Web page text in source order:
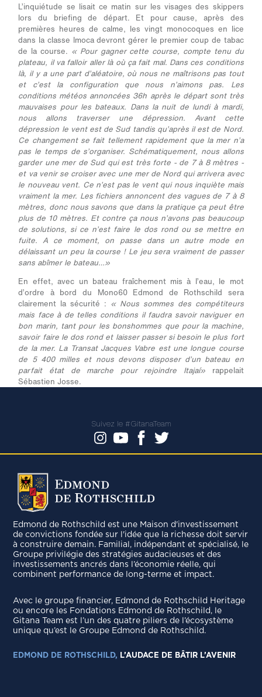
L’inquiétude se lisait ce matin sur les visages des skippers
lors du briefing de départ. Et pour cause, après des
premières heures de calme, les vingt monocoques en lice
dans la classe Imoca devront gérer le premier coup de tabac
de la course. « Pour gagner cette course, compte tenu du
plateau, il va falloir aller là où ça fait mal. Dans ces conditions
là, il y a une part d’aléatoire, où nous ne maîtrisons pas tout
et c’est la configuration que nous n’aimons pas. Les
conditions météos annoncées 36h après le départ sont très
mauvaises pour les bateaux. Dans la nuit de lundi à mardi,
nous allons traverser une dépression. Avant cette
dépression le vent est de Sud tandis qu’après il est de Nord.
Ce changement se fait tellement rapidement que la mer n’a
pas le temps de s’organiser. Schématiquement, nous allons
garder une mer de Sud qui est très forte - de 7 à 8 mètres -
et va venir se croiser avec une mer de Nord qui arrivera avec
le nouveau vent. Ce n’est pas le vent qui nous inquiète mais
vraiment la mer. Les fichiers annoncent des vagues de 7 à 8
mètres, donc nous savons que dans la pratique ça peut être
plus de 10 mètres. Et contre ça nous n’avons pas beaucoup
de solutions, si ce n’est faire le dos rond ou se mettre en
fuite. A ce moment, on passe dans un autre mode en
délaissant un peu la course ! Le jeu sera vraiment de passer
sans abîmer le bateau…»
En effet, avec un bateau fraîchement mis à l’eau, le mot
d’ordre à bord du Mono60 Edmond de Rothschild sera
clairement la sécurité : « Nous sommes des compétiteurs
mais face à de telles conditions il faudra savoir naviguer en
bon marin, tant pour les bonshommes que pour la machine,
savoir faire le dos rond et laisser passer si besoin le plus fort
de la mer. La Transat Jacques Vabre est une longue course
de 5 400 milles et nous devons disposer d’un bateau en
parfait état de marche pour rejoindre Itajaí» rappelait
Sébastien Josse.
Suivez le #GitanaTeam
Edmond de Rothschild est une Maison d'investissement
de convictions fondée sur l'idée que la richesse doit servir
à construire demain. Familial, indépendant et spécialisé, le
Groupe privilégie des stratégies audacieuses et des
investissements ancrés dans l’économie réelle, qui
combinent performance de long-terme et impact.
Avec le groupe ﬁnancier, Edmond de Rothschild Heritage
ou encore les Fondations Edmond de Rothschild, le
Gitana Team est l’un des quatre piliers de l’écosystème
unique qu’est le Groupe Edmond de Rothschild.
EDMOND DE ROTHSCHILD, L’AUDACE DE BÂTIR L’AVENIR